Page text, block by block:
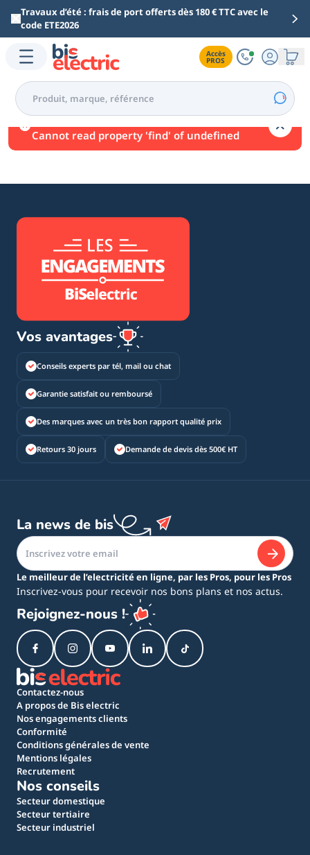
Aller au contenu principal
Travaux d’été : frais de port offerts dès 180 € TTC avec le
code ETE2026
Accès
PROS
Une erreur est survenue.
Cannot read property 'find' of undefined
Vos avantages
Conseils experts par tél, mail ou chat
Garantie satisfait ou remboursé
Des marques avec un très bon rapport qualité prix
Retours 30 jours Demande de devis dès 500€ HT
La news de bis
Le meilleur de l’electricité en ligne, par les Pros, pour les Pros
Inscrivez-vous pour recevoir nos bons plans et nos actus.
Rejoignez-nous !
Contactez-nous
A propos de Bis electric
Nos engagements clients
Conformité
Conditions générales de vente
Mentions légales
Recrutement
Nos conseils
Secteur domestique
Secteur tertiaire
Secteur industriel